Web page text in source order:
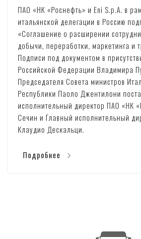
ПАО «НК «Роснефть» и Eni S.p.A. в
итальянской делегации в Россию
«Соглашение o расширении
добычи, переработки, маркетинга и
Подписи под документом в
Российской Федерации Владимира
Председателя Совета министров
Республики Паоло Джентилони
исполнительный директор ПАО «НК
Сечин и Главный исполнительный
Клаудио Дескальци.
Подробнее